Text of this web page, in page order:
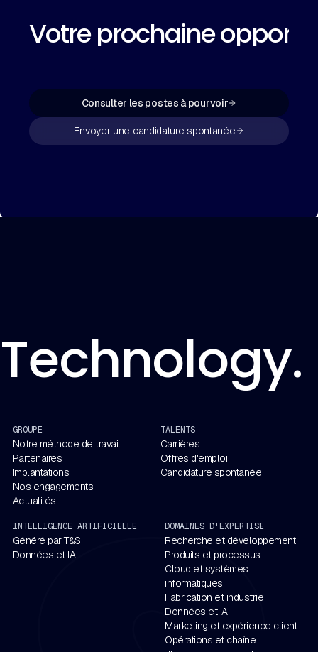
Votre prochaine
Consulter les postes à pourvoir
Envoyer une candidature spontanée
GROUPE
Notre méthode de travail
Partenaires
Implantations
Nos engagements
Actualités
TALENTS
Carrières
Offres d'emploi
Candidature spontanée
INTELLIGENCE ARTIFICIELLE
Généré par T&S
Données et IA
DOMAINES D'EXPERTISE
Recherche et développement
Produits et processus
Cloud et systèmes
informatiques
Fabrication et industrie
Données et IA
Marketing et expérience client
Opérations et chaîne